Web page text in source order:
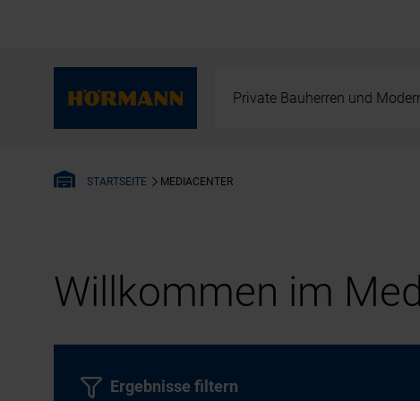
Private Bauherren und
STARTSEITE MEDIACENTER
Willkommen im
Ergebnisse filtern